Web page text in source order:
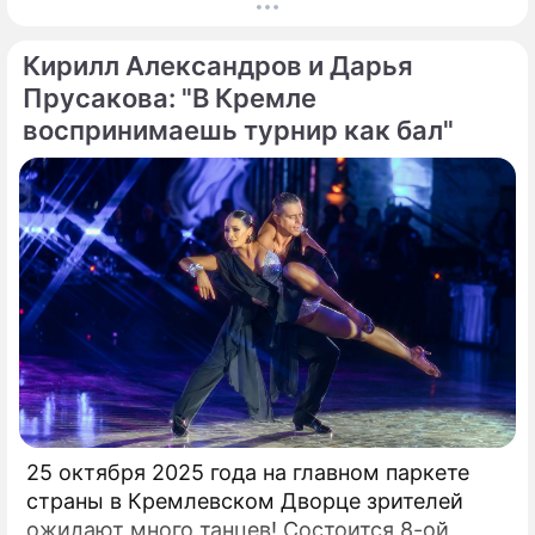
истории "быков" эти сделки даже не попали.
действительно выкладывали внушительные
суммы.
Кирилл Александров и Дарья
Прусакова: "В Кремле
воспринимаешь турнир как бал"
25 октября 2025 года на главном паркете
страны в Кремлевском Дворце зрителей
ожидают много танцев! Состоится 8-ой